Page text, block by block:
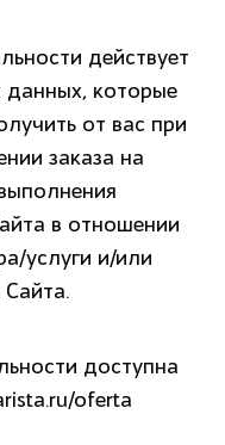
действует
данных, которые
от вас при
заказа на
в отношении
услуги и/или
доступна
oferta